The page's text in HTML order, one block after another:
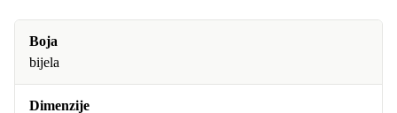
Boja
bijela
Dimenzije